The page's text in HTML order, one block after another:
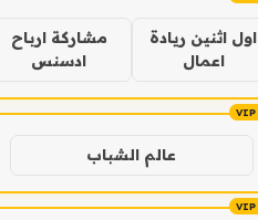
اول اثنين ريادة
اعمال
مشاركة ارباح
ادسنس
عالم الشباب